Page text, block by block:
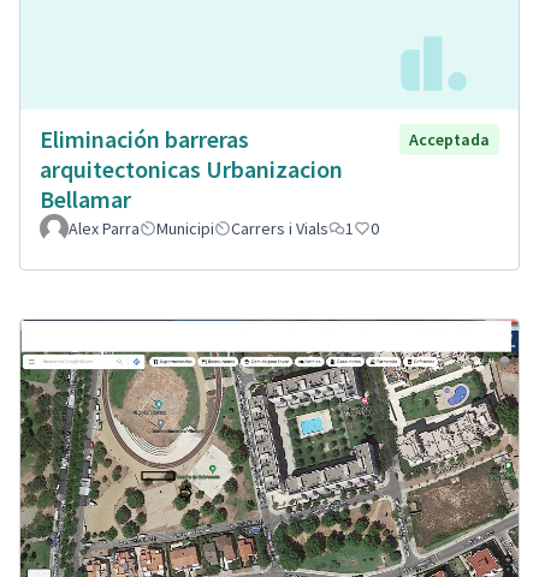
Eliminación barreras
arquitectonicas Urbanizacion
Bellamar
Acceptada
Alex Parra Municipi Carrers i Vials 1 0